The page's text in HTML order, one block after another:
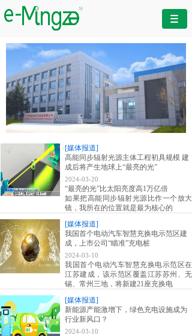
新闻资讯
[媒体报道]
高能同步辐射光源主体工程初具规模 建
成后将产生地球上“最亮的光”
2024-03-20
“最亮的光”比太阳亮度高1万亿倍
如果把高能同步辐射光源比作一个放大
镜，我所在的位置就是最为核心的
[媒体报道]
我国首个电动汽车智慧充换电示范区建
成，上市公司“瞄准”充电桩
2024-03-10
我国首个电动汽车智慧充换电示范区在
江苏建成，该示范区覆盖江苏苏州、无
锡、常州三地，将新建21座充换电
[媒体报道]
新能源产能激增下，绿色充电设施成为
行业新风口？
2024-03-10